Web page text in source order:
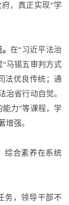
，真正实现“学
在“习近平法治
马锡五审判方式
法优良传统；通
治省行动自觉。
力”等课程，学
增强。
综合素养在系统
务，领导干部不